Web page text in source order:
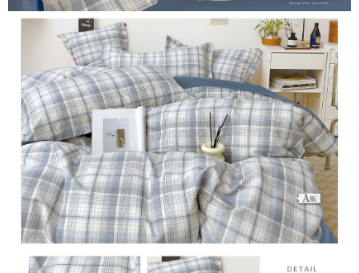
【注意事項】
１．透過由恩沛科技股份有限公司提供之「AFTEE先享後付」服務完成之交
易，需依本服務之必要範圍內提供個人資料，並將交易相關給付款項請求債
權轉讓予恩沛科技股份有限公司。
２．關於個人資料處理事宜，請瀏覽以下網址：
https://aftee.tw/terms/#terms3
３．未成年的使用者請事先徵得法定代理人或監護人之同意方可使用
「AFTEE先享後付」，若未經同意申辦者引起之損失，本公司不負相關責
任。
４．使用「AFTEE先享後付」時，將依據個別帳號之用戶狀況，依本公司即
時審查核予不同之上限額度；若仍有額度不足之情形，本公司將視審查結果
請求用戶進行身份認證。
５．嚴禁一人註冊多個帳號或使用他人資訊註冊。若發現惡意使用之情形，
恩沛科技股份有限公司將有權停止該用戶之使用額度並採取法律行動。
付款後7-11取貨
每筆NT$60，滿NT$999(含以上)免運費
每筆NT$80，滿NT$999(含以上)免運費